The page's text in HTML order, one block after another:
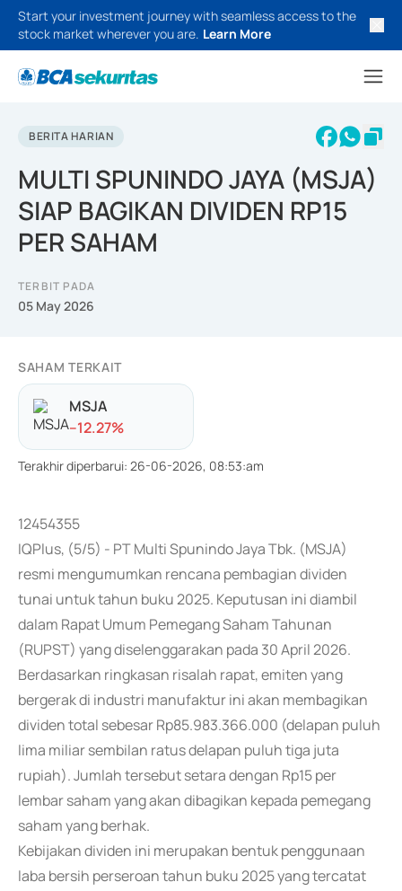
Start your investment journey with seamless access to the
stock market wherever you are. Learn More
BERITA HARIAN
MULTI SPUNINDO JAYA (MSJA)
SIAP BAGIKAN DIVIDEN RP15
PER SAHAM
TERBIT PADA
05 May 2026
SAHAM TERKAIT
MSJA
--12.27%
Terakhir diperbarui: 26-06-2026, 08:53:am
12454355
IQPlus, (5/5) - PT Multi Spunindo Jaya Tbk. (MSJA)
resmi mengumumkan rencana pembagian dividen
tunai untuk tahun buku 2025. Keputusan ini diambil
dalam Rapat Umum Pemegang Saham Tahunan
(RUPST) yang diselenggarakan pada 30 April 2026.
Berdasarkan ringkasan risalah rapat, emiten yang
bergerak di industri manufaktur ini akan membagikan
dividen total sebesar Rp85.983.366.000 (delapan puluh
lima miliar sembilan ratus delapan puluh tiga juta
rupiah). Jumlah tersebut setara dengan Rp15 per
lembar saham yang akan dibagikan kepada pemegang
saham yang berhak.
Kebijakan dividen ini merupakan bentuk penggunaan
laba bersih perseroan tahun buku 2025 yang tercatat